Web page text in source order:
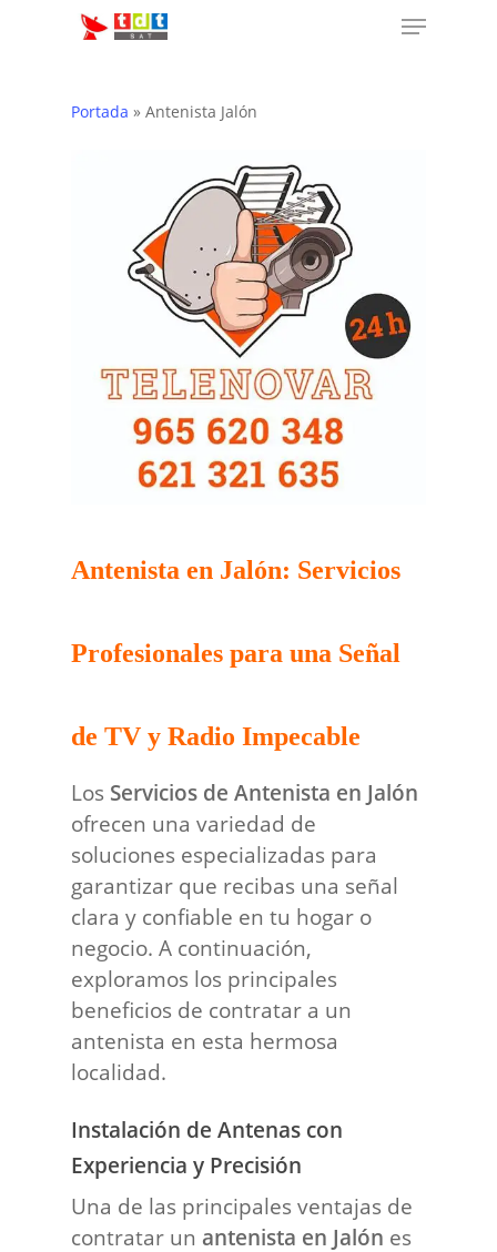
Menu
Portada » Antenista Jalón
Antenista en Jalón: Servicios
Profesionales para una Señal
de TV y Radio Impecable
Los Servicios de Antenista en Jalón
ofrecen una variedad de
soluciones especializadas para
garantizar que recibas una señal
clara y confiable en tu hogar o
negocio. A continuación,
exploramos los principales
beneficios de contratar a un
antenista en esta hermosa
localidad.
Instalación de Antenas con
Experiencia y Precisión
Una de las principales ventajas de
contratar un antenista en Jalón es